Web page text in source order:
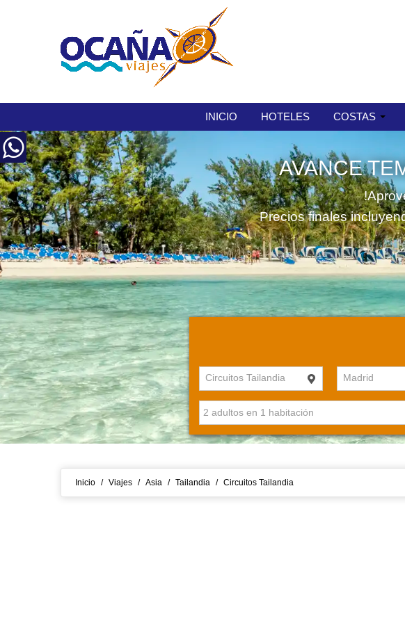
INICIO HOTELES COSTAS
AVANCE
Precios finales
Circuitos Tailandia Madrid
Inicio / Viajes / Asia / Tailandia / Circuitos Tailandia